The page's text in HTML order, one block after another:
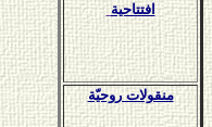
افتتاحية
منقولات روحيّة